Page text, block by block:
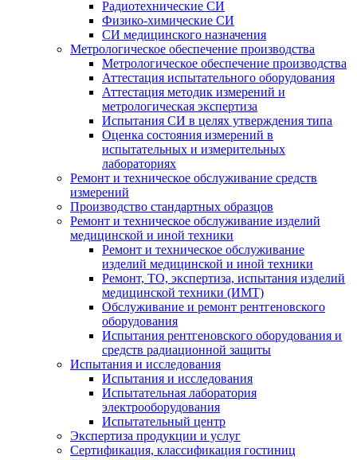
Радиотехнические СИ
Физико-химические СИ
СИ медицинского назначения
Метрологическое обеспечение производства
Метрологическое обеспечение производства
Аттестация испытательного оборудования
Аттестация методик измерений и
метрологическая экспертиза
Испытания СИ в целях утверждения типа
Оценка состояния измерений в
испытательных и измерительных
лабораториях
Ремонт и техническое обслуживание средств
измерений
Производство стандартных образцов
Ремонт и техническое обслуживание изделий
медицинской и иной техники
Ремонт и техническое обслуживание
изделий медицинской и иной техники
Ремонт, ТО, экспертиза, испытания изделий
медицинской техники (ИМТ)
Обслуживание и ремонт рентгеновского
оборудования
Испытания рентгеновского оборудования и
средств радиационной защиты
Испытания и исследования
Испытания и исследования
Испытательная лаборатория
электрооборудования
Испытательный центр
Экспертиза продукции и услуг
Сертификация, классификация гостиниц